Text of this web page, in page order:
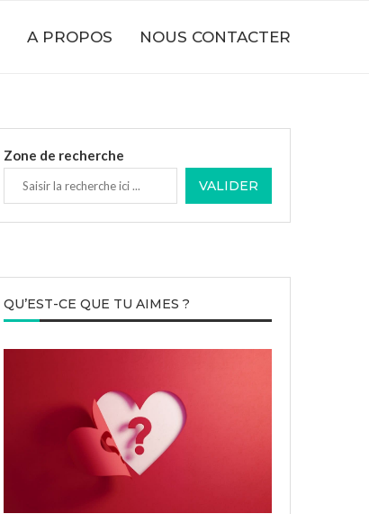
A PROPOS NOUS CONTACTER
Zone de recherche
VALIDER
QU’EST-CE QUE TU AIMES ?